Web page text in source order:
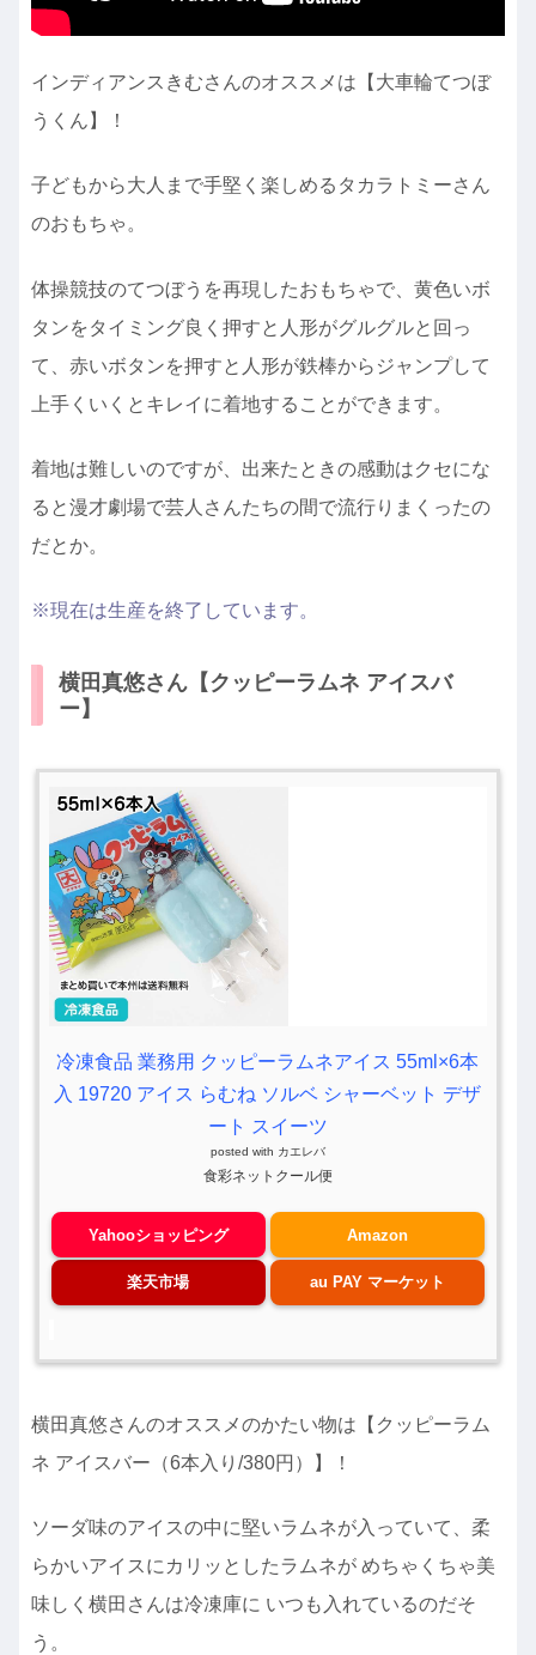
インディアンスきむさんのオススメは【大車輪てつぼ
うくん】！
子どもから大人まで手堅く楽しめるタカラトミーさん
のおもちゃ。
体操競技のてつぼうを再現したおもちゃで、黄色いボ
タンをタイミング良く押すと人形がグルグルと回っ
て、赤いボタンを押すと人形が鉄棒からジャンプして
上手くいくとキレイに着地することができます。
着地は難しいのですが、出来たときの感動はクセにな
ると漫才劇場で芸人さんたちの間で流行りまくったの
だとか。
※現在は生産を終了しています。
横田真悠さん【クッピーラムネ アイスバ
ー】
冷凍食品 業務用 クッピーラムネアイス 55ml×6本
入 19720 アイス らむね ソルベ シャーベット デザ
ート スイーツ
posted with カエレバ
食彩ネットクール便
Yahooショッピング Amazon
楽天市場 au PAY マーケット
横田真悠さんのオススメのかたい物は【クッピーラム
ネ アイスバー（6本入り/380円）】！
ソーダ味のアイスの中に堅いラムネが入っていて、柔
らかいアイスにカリッとしたラムネが めちゃくちゃ美
味しく横田さんは冷凍庫に いつも入れているのだそ
う。